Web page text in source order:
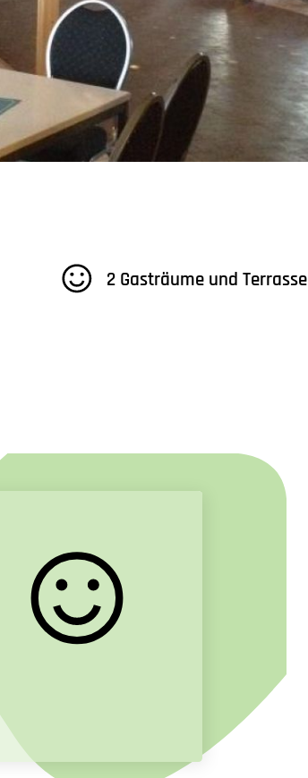
2 Gasträume und Terrasse